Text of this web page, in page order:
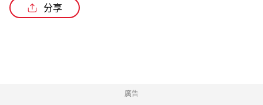
分享
廣告